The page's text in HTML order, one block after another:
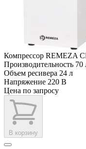
Компрессор REMEZA
Производительность 70
Объем ресивера 24 л
Напряжение 220 В
Цена по запросу
В корзину